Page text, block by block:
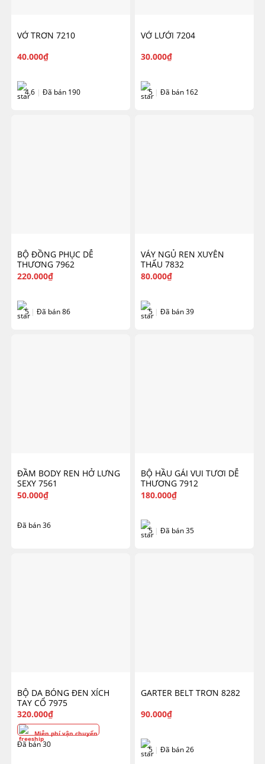
VỚ TRƠN 7210
40.000₫
4.6 | Đã bán 190
VỚ LƯỚI 7204
30.000₫
5 | Đã bán 162
BỘ ĐỒNG PHỤC DỄ
THƯƠNG 7962
220.000₫
5 | Đã bán 86
VÁY NGỦ REN XUYÊN
THẤU 7832
80.000₫
5 | Đã bán 39
ĐẦM BODY REN HỞ LƯNG
SEXY 7561
50.000₫
Đã bán 36
BỘ HẦU GÁI VUI TƯƠI DỄ
THƯƠNG 7912
180.000₫
5 | Đã bán 35
BỘ DA BÓNG ĐEN XÍCH
TAY CỔ 7975
320.000₫
Miễn phí vận chuyển
Đã bán 30
GARTER BELT TRƠN 8282
90.000₫
5 | Đã bán 26